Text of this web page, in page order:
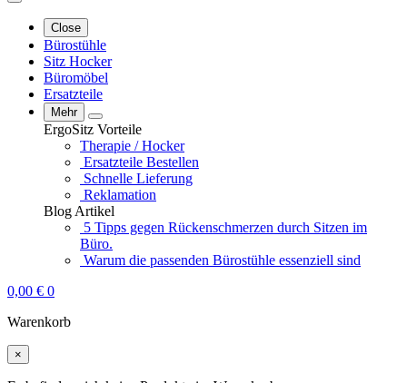
Close
Bürostühle
Sitz Hocker
Büromöbel
Ersatzteile
Mehr
ErgoSitz Vorteile
Therapie / Hocker
Ersatzteile Bestellen
Schnelle Lieferung
Reklamation
Blog Artikel
5 Tipps gegen Rückenschmerzen durch Sitzen im
Büro.
Warum die passenden Bürostühle essenziell sind
0,00 € 0
Warenkorb
×